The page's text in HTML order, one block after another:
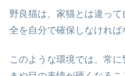
野良猫は、家猫とは違っ
全を自分で確保しなければ
このような環境では、常